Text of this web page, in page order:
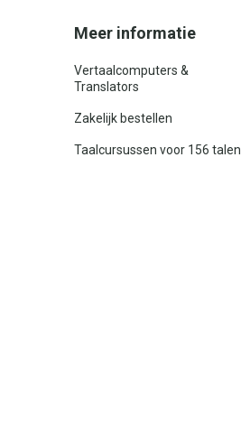
Meer informatie
Vertaalcomputers &
Translators
Zakelijk bestellen
Taalcursussen voor 156 talen